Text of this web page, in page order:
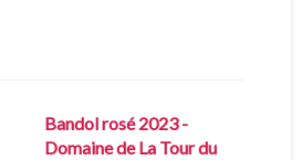
Bandol rosé 2023 -
Domaine de La Tour du